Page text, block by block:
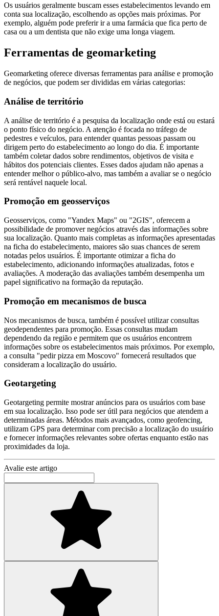
Os usuários geralmente buscam esses estabelecimentos levando em
conta sua localização, escolhendo as opções mais próximas. Por
exemplo, alguém pode preferir ir a uma farmácia que fica perto de
casa ou a um dentista que não exige uma longa viagem.
Ferramentas de geomarketing
Geomarketing oferece diversas ferramentas para análise e promoção
de negócios, que podem ser divididas em várias categorias:
Análise de território
A análise de território é a pesquisa da localização onde está ou estará
o ponto físico do negócio. A atenção é focada no tráfego de
pedestres e veículos, para entender quantas pessoas passam ou
dirigem perto do estabelecimento ao longo do dia. É importante
também coletar dados sobre rendimentos, objetivos de visita e
hábitos dos potenciais clientes. Esses dados ajudam não apenas a
entender melhor o público-alvo, mas também a avaliar se o negócio
será rentável naquele local.
Promoção em geosserviços
Geosserviços, como "Yandex Maps" ou "2GIS", oferecem a
possibilidade de promover negócios através das informações sobre
sua localização. Quanto mais completas as informações apresentadas
na ficha do estabelecimento, maiores são suas chances de serem
notadas pelos usuários. É importante otimizar a ficha do
estabelecimento, adicionando informações atualizadas, fotos e
avaliações. A moderação das avaliações também desempenha um
papel significativo na formação da reputação.
Promoção em mecanismos de busca
Nos mecanismos de busca, também é possível utilizar consultas
geodependentes para promoção. Essas consultas mudam
dependendo da região e permitem que os usuários encontrem
informações sobre os estabelecimentos mais próximos. Por exemplo,
a consulta "pedir pizza em Moscovo" fornecerá resultados que
consideram a localização do usuário.
Geotargeting
Geotargeting permite mostrar anúncios para os usuários com base
em sua localização. Isso pode ser útil para negócios que atendem a
determinadas áreas. Métodos mais avançados, como geofencing,
utilizam GPS para determinar com precisão a localização do usuário
e fornecer informações relevantes sobre ofertas enquanto estão nas
proximidades da loja.
Avalie este artigo